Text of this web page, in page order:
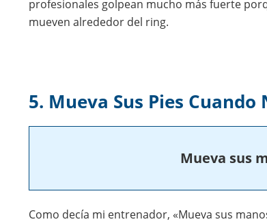
profesionales golpean mucho más fuerte
mueven alrededor del ring.
5. Mueva Sus Pies Cuando
Mueva sus
Como decía mi entrenador, «Mueva sus